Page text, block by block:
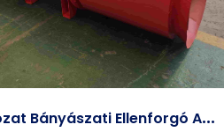
F
KD Sorozat Bányászati Ellenforgó Axiális Befúvó Helyi Ventilátor